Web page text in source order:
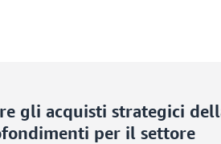
gli acquisti strategici
per il settore